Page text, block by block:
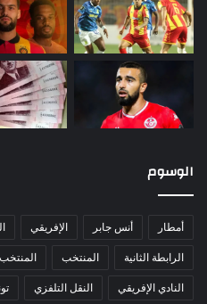
الوسوم
أمطار أنس جابر الإفريقي
الرابطة الثانية المنتخب
النادي الإفريقي النقل التلفزي